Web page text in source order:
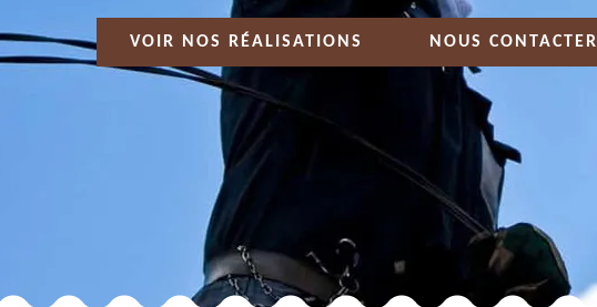
VOIR NOS RÉALISATIONS NOUS CONTACTER